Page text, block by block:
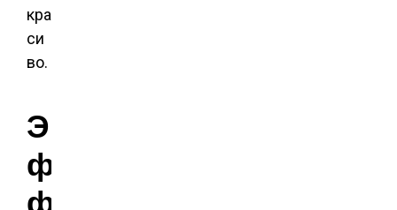
кра
си
во.
Э
ф
ф